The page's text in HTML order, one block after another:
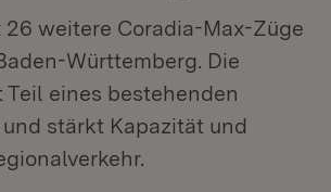
weitere Coradia-Max-Züge
Württemberg. Die
eines bestehenden
stärkt Kapazität und